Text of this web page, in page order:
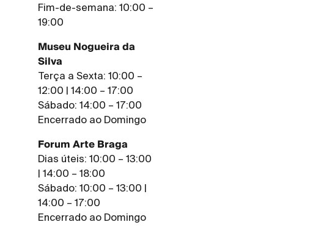
Fim-de-semana: 10:00 –
19:00
Museu Nogueira da
Silva
Terça a Sexta: 10:00 –
12:00 | 14:00 – 17:00
Sábado: 14:00 – 17:00
Encerrado ao Domingo
Forum Arte Braga
Dias úteis: 10:00 – 13:00
| 14:00 – 18:00
Sábado: 10:00 – 13:00 |
14:00 – 17:00
Encerrado ao Domingo